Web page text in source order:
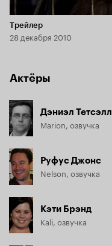
Длительность 1 мин
Трейлер
28 декабря 2010
Актёры
Дэниэл Тетсэлл
Marion, озвучка
Руфус Джонс
Nelson, озвучка
Кэти Брэнд
Kali, озвучка